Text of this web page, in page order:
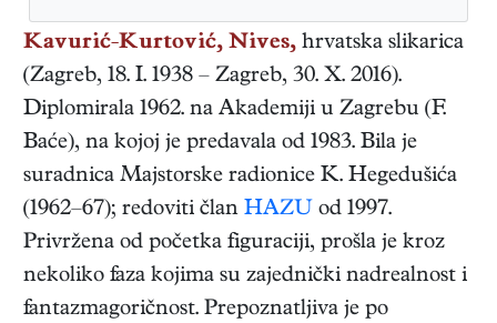
Kavurić-Kurtović, Nives, hrvatska slikarica
(Zagreb, 18. I. 1938 – Zagreb, 30. X. 2016).
Diplomirala 1962. na Akademiji u Zagrebu (F.
Baće), na kojoj je predavala od 1983. Bila je
suradnica Majstorske radionice K. Hegedušića
(1962–67); redoviti član HAZU od 1997.
Privržena od početka figuraciji, prošla je kroz
nekoliko faza kojima su zajednički nadrealnost i
fantazmagoričnost. Prepoznatljiva je po